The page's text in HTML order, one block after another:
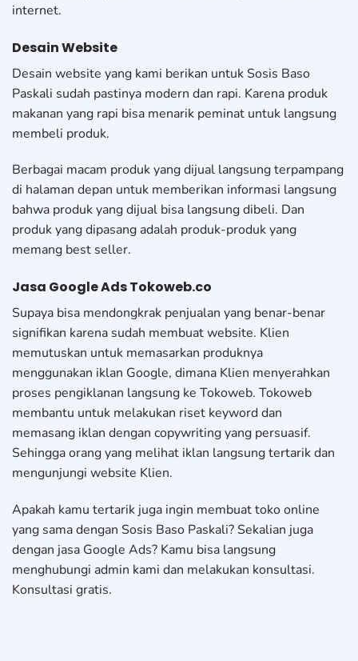
internet.
Desain Website
Desain website yang kami berikan untuk Sosis Baso
Paskali sudah pastinya modern dan rapi. Karena produk
makanan yang rapi bisa menarik peminat untuk langsung
membeli produk.
Berbagai macam produk yang dijual langsung terpampang
di halaman depan untuk memberikan informasi langsung
bahwa produk yang dijual bisa langsung dibeli. Dan
produk yang dipasang adalah produk-produk yang
memang best seller.
Jasa Google AdsTokoweb.co
Supaya bisa mendongkrak penjualan yang benar-benar
signifikan karena sudah membuat website. Klien
memutuskan untuk memasarkan produknya
menggunakan iklan Google, dimana Klien menyerahkan
proses pengiklanan langsung ke Tokoweb. Tokoweb
membantu untuk melakukan riset keyword dan
memasang iklan dengan copywriting yang persuasif.
Sehingga orang yang melihat iklan langsung tertarik dan
mengunjungi website Klien.
Apakah kamu tertarik juga ingin membuat toko online
yang sama dengan Sosis Baso Paskali? Sekalian juga
dengan jasa Google Ads? Kamu bisa langsung
menghubungi admin kami dan melakukan konsultasi.
Konsultasi gratis.